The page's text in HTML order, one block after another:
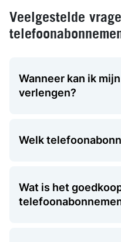
Veelgestelde
Wanneer kan ik
verlengen?
Welk
Wat is het